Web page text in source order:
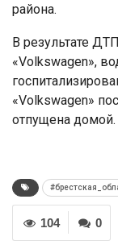
района.
В результате
«Volkswagen»,
«Volkswagen»
отпущена домой.
0
104